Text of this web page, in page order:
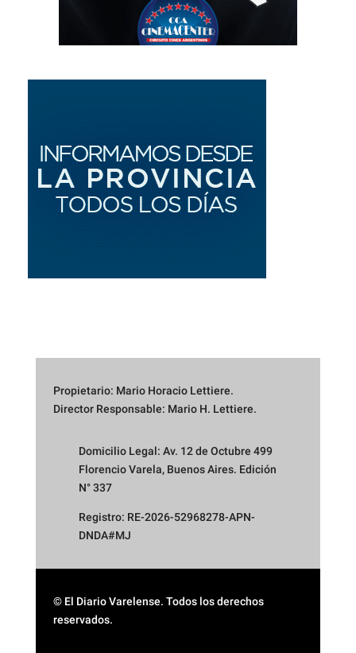
Propietario: Mario Horacio Lettiere.
Director Responsable: Mario H. Lettiere.
Domicilio Legal: Av. 12 de Octubre 499
Florencio Varela, Buenos Aires. Edición
N° 337
Registro: RE-2026-52968278-APN-
DNDA#MJ
© El Diario Varelense. Todos los derechos
reservados.